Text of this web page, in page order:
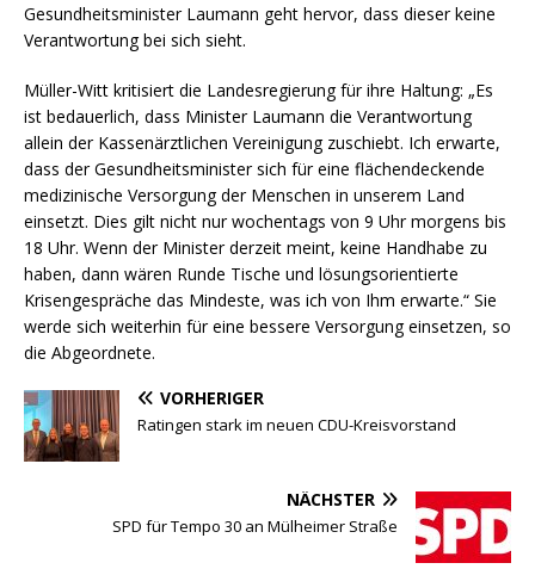
Gesundheitsminister Laumann geht hervor, dass dieser keine
Verantwortung bei sich sieht.
Müller-Witt kritisiert die Landesregierung für ihre Haltung: „Es
ist bedauerlich, dass Minister Laumann die Verantwortung
allein der Kassenärztlichen Vereinigung zuschiebt. Ich erwarte,
dass der Gesundheitsminister sich für eine flächendeckende
medizinische Versorgung der Menschen in unserem Land
einsetzt. Dies gilt nicht nur wochentags von 9 Uhr morgens bis
18 Uhr. Wenn der Minister derzeit meint, keine Handhabe zu
haben, dann wären Runde Tische und lösungsorientierte
Krisengespräche das Mindeste, was ich von Ihm erwarte.“ Sie
werde sich weiterhin für eine bessere Versorgung einsetzen, so
die Abgeordnete.
VORHERIGER
Ratingen stark im neuen CDU-Kreisvorstand
NÄCHSTER
SPD für Tempo 30 an Mülheimer Straße